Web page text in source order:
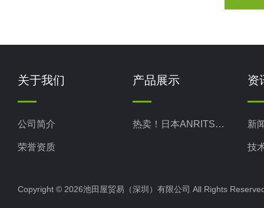
关于我们
公司简介
荣誉资质
产品展示
热卖！日本ANRITSU安立计器
资
新
技
Copyright © 2026池田屋贸易（深圳）有限公司 All Rights